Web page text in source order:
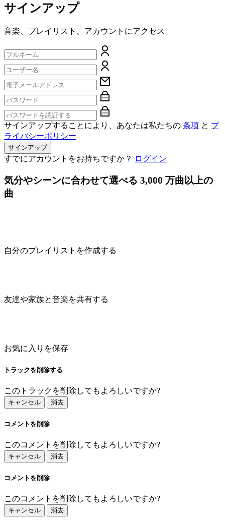
サインアップ
音楽、プレイリスト、アカウントにアクセス
サインアップすることにより、あなたは私たちの 条項 と プ
ライバシーポリシー
サインアップ
すでにアカウントをお持ちですか？ ログイン
気分やシーンに合わせて選べる 3,000 万曲以上の
曲
自分のプレイリストを作成する
友達や家族と音楽を共有する
お気に入りを保存
トラックを削除する
このトラックを削除してもよろしいですか?
キャンセル 消去
コメントを削除
このコメントを削除してもよろしいですか?
キャンセル 消去
コメントを削除
このコメントを削除してもよろしいですか?
キャンセル 消去